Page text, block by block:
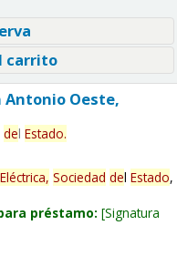
carrito
Oeste,
del Estado.
Eléctrica, Sociedad del Estado,
préstamo: Signatura